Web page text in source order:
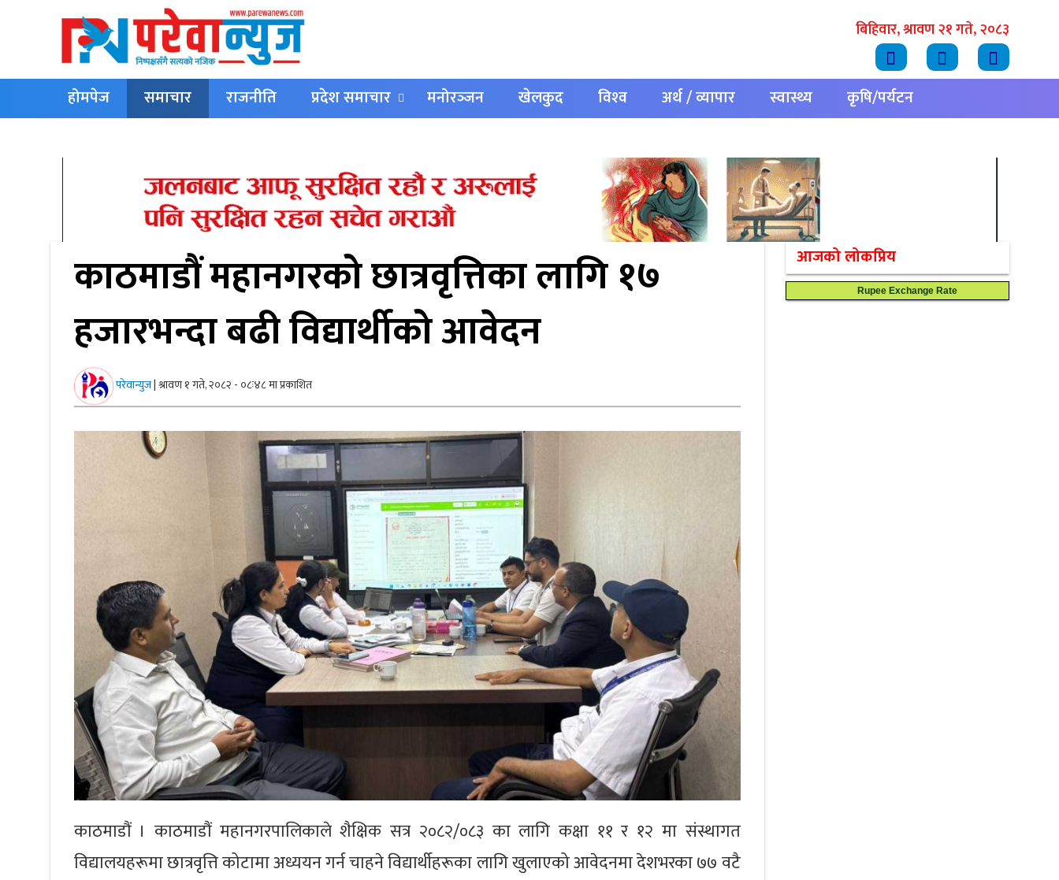
बिहिवार, श्रावण २१ गते, २०८३
होमपेज समाचार राजनीति प्रदेश समाचार मनोरञ्‍जन खेलकुद विश्‍व अर्थ / व्यापार स्वास्थ्य
कृषि/पर्यटन
काठमाडौं महानगरको छात्रवृत्तिका लागि १७
हजारभन्दा बढी विद्यार्थीको आवेदन
परेवान्युज|श्रावण १ गते, २०८२ - ०८ः४८ मा प्रकाशित
काठमाडौं । काठमाडौं महानगरपालिकाले शैक्षिक सत्र २०८२/०८३ का लागि कक्षा ११ र १२ मा संस्थागत
विद्यालयहरूमा छात्रवृत्ति कोटामा अध्ययन गर्न चाहने विद्यार्थीहरूका लागि खुलाएको आवेदनमा देशभरका ७७ वटै
आजको लोकप्रिय
Rupee Exchange Rate